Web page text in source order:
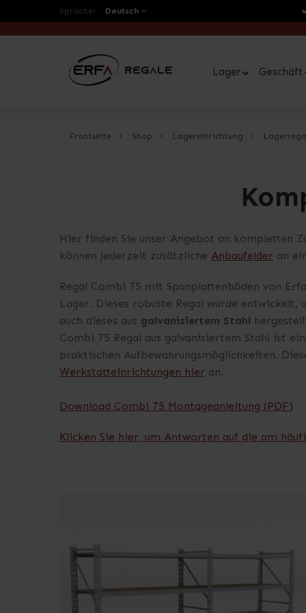
Sprache: Deutsch
Lager Geschäft
Frontseite Shop Lagereinrichtung
Hier finden Sie unser Angebot an kompletten
können jederzeit zusätzliche Anbaufelder an
Regal Combi 75 mit Spanplattenböden von
Lager. Dieses robuste Regal wurde entwickelt,
auch dieses aus galvanisiertem Stahl
Combi 75 Regal aus galvanisiertem Stahl ist
praktischen Aufbewahrungsmöglichkeiten.
Werkstatteinrichtungen hier an.
Download Combi 75 Montageanleitung (PDF)
Klicken Sie hier, um Antworten auf die am